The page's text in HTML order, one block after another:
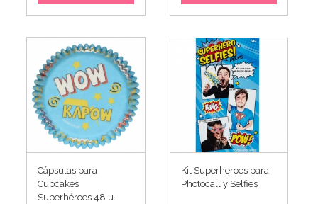
Cápsulas para
Cupcakes
Superhéroes 48 u.
Kit Superheroes para
Photocall y Selfies